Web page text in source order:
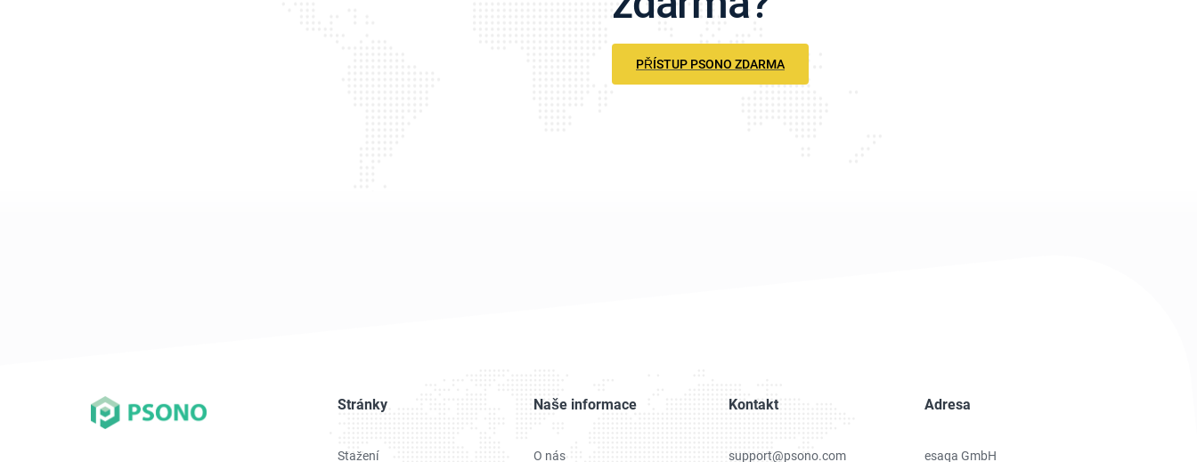
PŘÍSTUP PSONO ZDARMA
Stránky
Stažení
Naše informace
O nás
Kontakt
support@psono.com
Adresa
esaqa GmbH